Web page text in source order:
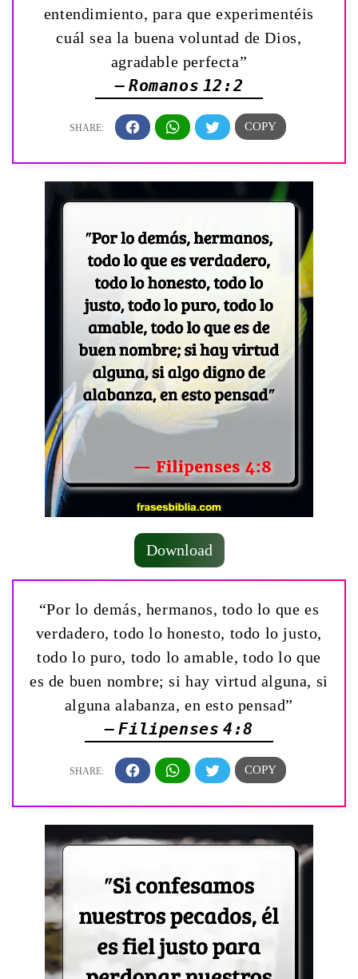
entendimiento, para que experimentéis
cuál sea la buena voluntad de Dios,
agradable perfecta”
— Romanos 12:2
Download
“Por lo demás, hermanos, todo lo que es
verdadero, todo lo honesto, todo lo justo,
todo lo puro, todo lo amable, todo lo que
es de buen nombre; si hay virtud alguna, si
alguna alabanza, en esto pensad”
— Filipenses 4:8